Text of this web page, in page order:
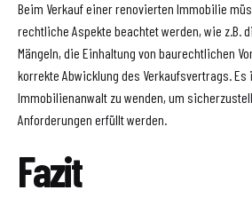
Beim Verkauf einer renovierten Immobilie
rechtliche Aspekte beachtet werden, wie z.B.
Mängeln, die Einhaltung von baurechtlichen
korrekte Abwicklung des Verkaufsvertrags.
Immobilienanwalt zu wenden, um
Anforderungen erfüllt werden.
Fazit